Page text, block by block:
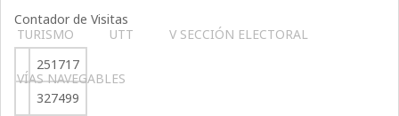
TURISMO UTT V SECCIÓN ELECTORAL
VÍAS NAVEGABLES
Contador de Visitas
251717
327499